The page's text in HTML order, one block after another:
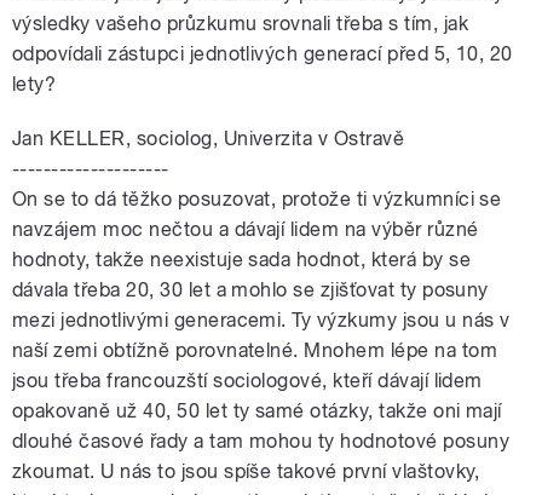
výsledky vašeho průzkumu srovnali třeba s tím, jak
odpovídali zástupci jednotlivých generací před 5, 10, 20
lety?
Jan KELLER, sociolog, Univerzita v Ostravě
--------------------
On se to dá těžko posuzovat, protože ti výzkumníci se
navzájem moc nečtou a dávají lidem na výběr různé
hodnoty, takže neexistuje sada hodnot, která by se
dávala třeba 20, 30 let a mohlo se zjišťovat ty posuny
mezi jednotlivými generacemi. Ty výzkumy jsou u nás v
naší zemi obtížně porovnatelné. Mnohem lépe na tom
jsou třeba francouzští sociologové, kteří dávají lidem
opakovaně už 40, 50 let ty samé otázky, takže oni mají
dlouhé časové řady a tam mohou ty hodnotové posuny
zkoumat. U nás to jsou spíše takové první vlaštovky,